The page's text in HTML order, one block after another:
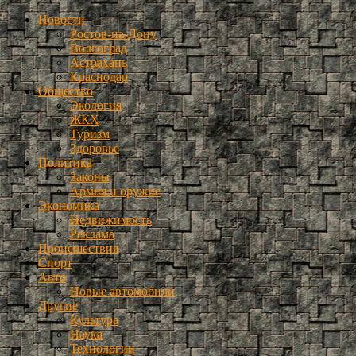
Новости
Ростов-на-Дону
Волгоград
Астрахань
Краснодар
Общество
Экология
ЖКХ
Туризм
Здоровье
Политика
Законы
Армия и оружие
Экономика
Недвижимость
Реклама
Происшествия
Спорт
Авто
Новые автомобили
Другие
Культура
Наука
Технологии